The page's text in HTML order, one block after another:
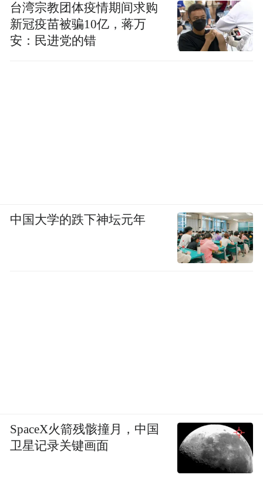
台湾宗教团体疫情期间求购
新冠疫苗被骗10亿，蒋万
安：民进党的错
中国大学的跌下神坛元年
SpaceX火箭残骸撞月，中国
卫星记录关键画面